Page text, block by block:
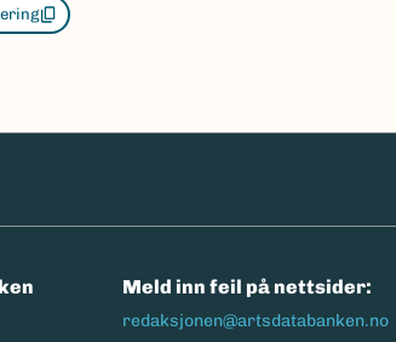
Meld inn feil på nettsider:
redaksjonen@artsdatabanken.no